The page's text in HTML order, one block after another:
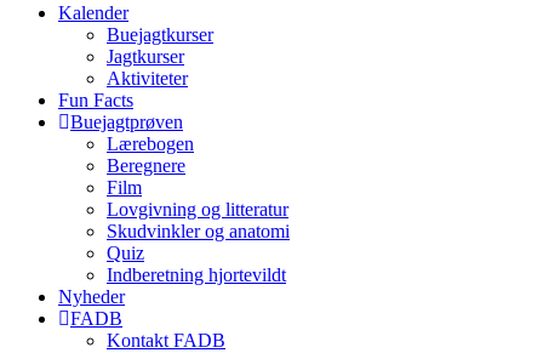
Kalender
Buejagtkurser
Jagtkurser
Aktiviteter
Fun Facts
Buejagtprøven
Lærebogen
Beregnere
Film
Lovgivning og litteratur
Skudvinkler og anatomi
Quiz
Indberetning hjortevildt
Nyheder
FADB
Kontakt FADB